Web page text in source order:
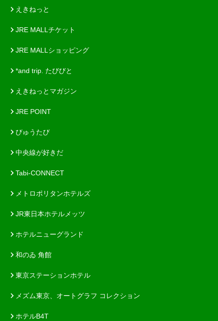
えきねっと
JRE MALLチケット
JRE MALLショッピング
*and trip. たびびと
えきねっとマガジン
JRE POINT
びゅうたび
中央線が好きだ
Tabi-CONNECT
メトロポリタンホテルズ
JR東日本ホテルメッツ
ホテルニューグランド
和のゐ 角館
東京ステーションホテル
メズム東京、オートグラフ コレクション
ホテルB4T